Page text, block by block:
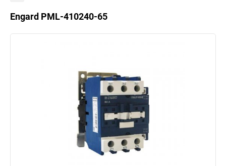
Engard PML-410240-65